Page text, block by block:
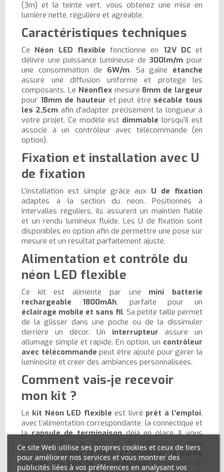
(3m) et la teinte vert, vous obtenez une mise en
lumière nette, régulière et agréable.
Caractéristiques techniques
Ce Néon LED flexible fonctionne en 12V DCet
délivre une puissance lumineuse de 300lm/m pour
une consommation de 6W/m. Sa gaine étanche
assure une diffusion uniforme et protège les
composants. Le Néonflexmesure 8mm de largeur
pour 18mm de hauteur et peut être sécable tous
les 2,5cm afin d’adapter précisément la longueur à
votre projet. Ce modèle est dimmable lorsqu’il est
associé à un contrôleur avec télécommande (en
option).
Fixation et installation avec U
de fixation
L’installation est simple grâce aux U de fixation
adaptés à la section du néon. Positionnés à
intervalles réguliers, ils assurent un maintien fiable
et un rendu lumineux fluide. Les U de fixation sont
disponibles en option afin de permettre une pose sur
mesure et un résultat parfaitement ajusté.
Alimentation et contrôle du
néon LED flexible
Ce kit est alimenté par une mini batterie
rechargeable 1800mAh, parfaite pour un
éclairage mobile et sans fil. Sa petite taille permet
de la glisser dans une poche ou de la dissimuler
derrière un décor. Un interrupteur assure un
allumage simple et rapide. En option, un contrôleur
avec télécommande peut être ajouté pour gérer la
luminosité et créer des ambiances personnalisées.
Comment vais-je recevoir
mon kit ?
Le kit Néon LED flexible est livré prêt à l’emploi,
avec l’alimentation correspondante, la connectique et
lacapsule de terminaisondéjà en place. Il vous
suffit de fixer le néon et de l’allumer. Si vous
souhaitez couper le néon et réutiliser la partie
coupée, nos kits de raccordementpermettent de
Ce site Web utilise ses propres cookies et ceux de tiers
pour améliorer nos services et vous montrer des
publicités liées à vos préférences en analysant vos